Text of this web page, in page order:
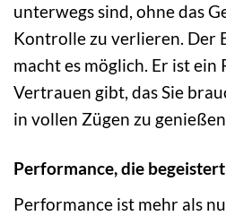
unterwegs sind, ohne das
Kontrolle zu verlieren. Der
macht es möglich. Er ist ein
Vertrauen gibt, das Sie
in vollen Zügen zu
Performance, die begeistert
Performance ist mehr als